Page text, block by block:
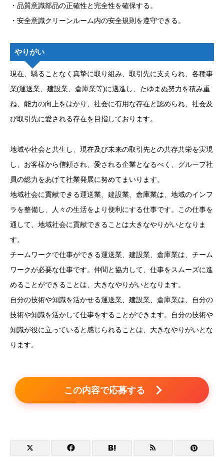
・品質意識部品の正確性と完全性を確保する。
・安全意識クリーンルーム内の安全規則を遵守できる。
やりがい
現在、驕ることなく真摯に取り組み、取引先に支えられ、各種事
業(運送業、建設業、倉庫業等)に邁進し、たゆまぬ努力を積み重
ね、能力の向上をはかり、社会に有用な存在と認められ、社会及
び取引先に愛される存在を目指しております。
地域や社会と共生し、現在及び未来の取引先との共存共栄を実現
し、お客様から信頼され、愛される企業となるべく、グループ社
員の総力をあげて社業発展に努めてまいります。
地域社会に貢献できる運送業、建設業、倉庫業は、地域のインフ
ラを整備し、人々の生活をより便利にする仕事です。この仕事を
通して、地域社会に貢献できることは大きなやりがいとなりま
す。
チームワークで仕事ができる運送業、建設業、倉庫業は、チーム
ワークが必要な仕事です。仲間と協力して、仕事をスムーズに進
めることができることは、大きなやりがいとなります。
自分の技術や知識を活かせる運送業、建設業、倉庫業は、自分の
技術や知識を活かして仕事をすることができます。自分の技術や
知識が役に立っていると感じられることは、大きなやりがいとな
ります。
この内容で応募する